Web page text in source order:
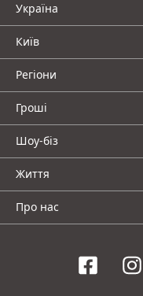
Україна
Київ
Регіони
Гроші
Шоу-біз
Життя
Про нас